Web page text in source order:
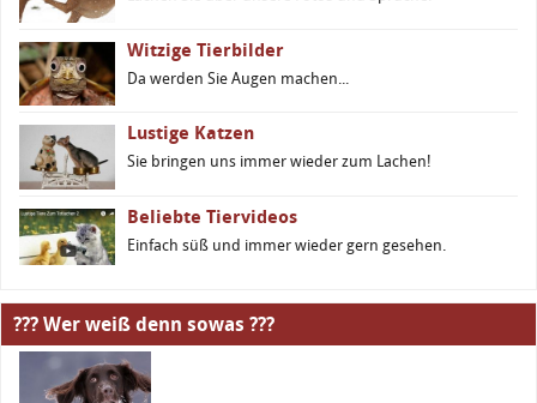
Witzige Tierbilder
Da werden Sie Augen machen...
Lustige Katzen
Sie bringen uns immer wieder zum Lachen!
Beliebte Tiervideos
Einfach süß und immer wieder gern gesehen.
??? Wer weiß denn sowas ???